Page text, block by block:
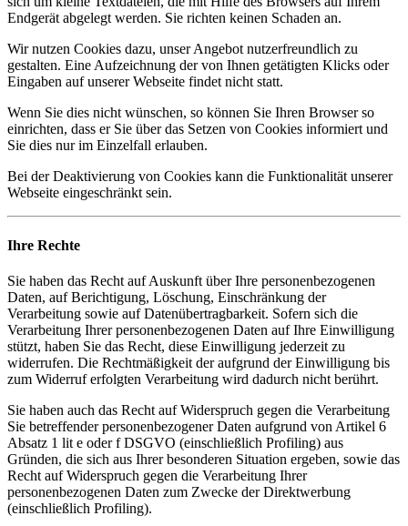
Endgerät abgelegt werden. Sie richten keinen Schaden an.
Wir nutzen Cookies dazu, unser Angebot nutzerfreundlich zu
gestalten. Eine Aufzeichnung der von Ihnen getätigten Klicks oder
Eingaben auf unserer Webseite findet nicht statt.
Wenn Sie dies nicht wünschen, so können Sie Ihren Browser so
einrichten, dass er Sie über das Setzen von Cookies informiert und
Sie dies nur im Einzelfall erlauben.
Bei der Deaktivierung von Cookies kann die Funktionalität unserer
Webseite eingeschränkt sein.
Ihre Rechte
Sie haben das Recht auf Auskunft über Ihre personenbezogenen
Daten, auf Berichtigung, Löschung, Einschränkung der
Verarbeitung sowie auf Datenübertragbarkeit. Sofern sich die
Verarbeitung Ihrer personenbezogenen Daten auf Ihre Einwilligung
stützt, haben Sie das Recht, diese Einwilligung jederzeit zu
widerrufen. Die Rechtmäßigkeit der aufgrund der Einwilligung bis
zum Widerruf erfolgten Verarbeitung wird dadurch nicht berührt.
Sie haben auch das Recht auf Widerspruch gegen die Verarbeitung
Sie betreffender personenbezogener Daten aufgrund von Artikel 6
Absatz 1 lit e oder f DSGVO (einschließlich Profiling) aus
Gründen, die sich aus Ihrer besonderen Situation ergeben, sowie das
Recht auf Widerspruch gegen die Verarbeitung Ihrer
personenbezogenen Daten zum Zwecke der Direktwerbung
(einschließlich Profiling).